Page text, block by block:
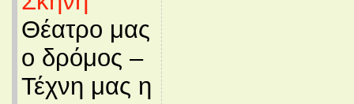
Θέατρο μας
ο δρόμος –
Τέχνη μας η